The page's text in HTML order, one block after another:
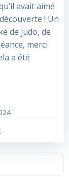
avait aimé
! Un
de judo, de
merci
a été